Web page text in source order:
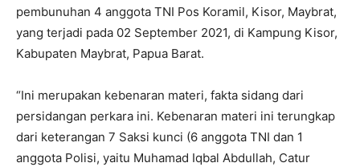
pembunuhan 4 anggota TNI Pos Koramil, Kisor, Maybrat,
yang terjadi pada 02 September 2021, di Kampung Kisor,
Kabupaten Maybrat, Papua Barat.
“Ini merupakan kebenaran materi, fakta sidang dari
persidangan perkara ini. Kebenaran materi ini terungkap
dari keterangan 7 Saksi kunci (6 anggota TNI dan 1
anggota Polisi, yaitu Muhamad Iqbal Abdullah, Catur